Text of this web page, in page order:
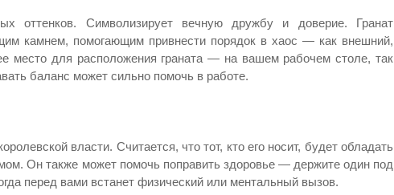
оттенков. Символизирует вечную дружбу и доверие. Гранат
камнем, помогающим привнести порядок в хаос — как внешний,
место для расположения граната — на вашем рабочем столе, так
баланс может сильно помочь в работе.
власти. Считается, что тот, кто его носит, будет обладать
Он также может помочь поправить здоровье — держите один под
перед вами встанет физический или ментальный вызов.